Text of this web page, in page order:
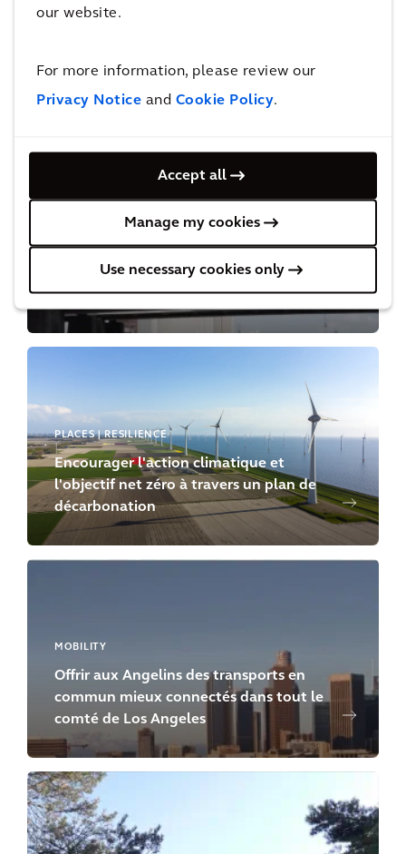
our website.
For more information, please review our
Privacy Notice and Cookie Policy.
Accept all
Manage my cookies
Use necessary cookies only
MOBILITY
Amélioration du Canal Albert
PLACES | RESILIENCE
Encourager l'action climatique et
l'objectif net zéro à travers un plan de
décarbonation
MOBILITY
Offrir aux Angelins des transports en
commun mieux connectés dans tout le
comté de Los Angeles